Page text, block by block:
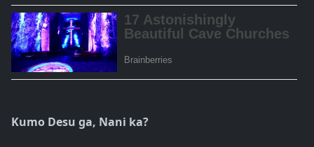
Kumo Desu ga, Nani ka?